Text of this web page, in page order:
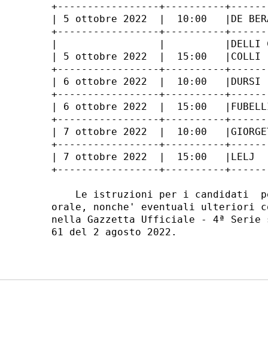
+-----------------+----------
| 5 ottobre 2022  |  10:00   |DE
+-----------------+----------
|                 |          |DELLI
| 5 ottobre 2022  |  15:00
+-----------------+----------
| 6 ottobre 2022  |  10:00
+-----------------+----------
| 6 ottobre 2022  |  15:00
+-----------------+----------
| 7 ottobre 2022  |  10:00
+-----------------+----------
| 7 ottobre 2022  |  15:00
+-----------------+----------
Le istruzioni per i candidati
orale, nonche' eventuali ulteriori
nella Gazzetta Ufficiale - 4ª Serie
61 del 2 agosto 2022.